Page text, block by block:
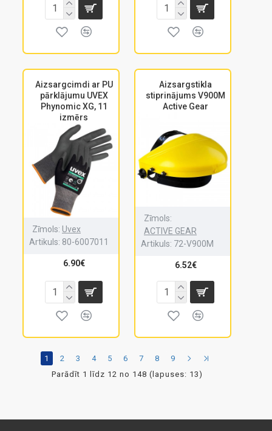
Aizsargcimdi ar PU
pārklājumu UVEX
Phynomic XG, 11
izmērs
Zīmols: Uvex
Artikuls: 80-6007011
6.90€
Aizsargstikla
stiprinājums V900M
Active Gear
Zīmols:
ACTIVE GEAR
Artikuls: 72-V900M
6.52€
1 2 3 4 5 6 7 8
9
Parādīt 1 līdz 12 no 148 (lapuses: 13)